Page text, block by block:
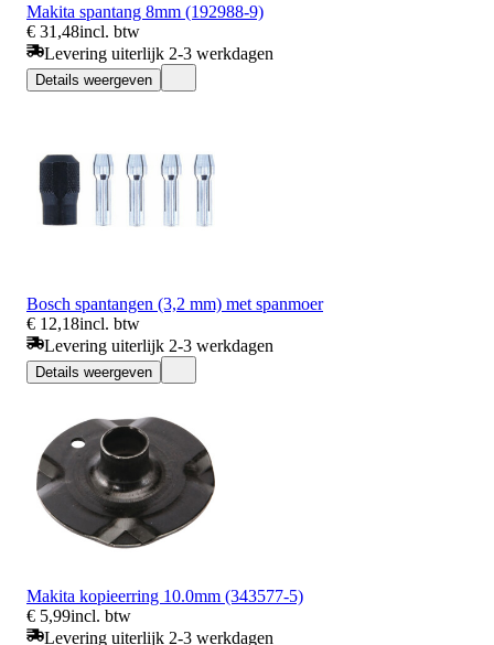
Makita spantang 8mm (192988-9)
€ 31,48incl. btw
Levering uiterlijk 2-3 werkdagen
Details weergeven
Bosch spantangen (3,2 mm) met spanmoer
€ 12,18incl. btw
Levering uiterlijk 2-3 werkdagen
Details weergeven
Makita kopieerring 10.0mm (343577-5)
€ 5,99incl. btw
Levering uiterlijk 2-3 werkdagen